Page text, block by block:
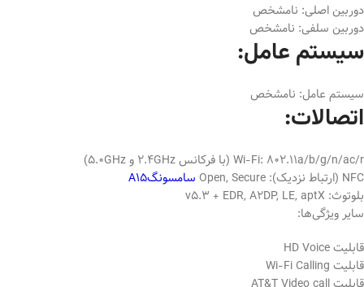
دوربین اصلی: نامشخص
دوربین سلفی: نامشخص
سیستم عامل:
سیستم عامل: نامشخص
اتصالات:
Wi-Fi: 802.11a/b/g/n/ac/r (با فرکانس 2.4GHz و 5.0GHz)
NFC (ارتباط نزدیک): Open, Secure
سامسونگA15
بلوتوث: v5.3 + EDR, A2DP, LE, aptX
سایر ویژگی‌ها:
قابلیت HD Voice
قابلیت Wi-Fi Calling